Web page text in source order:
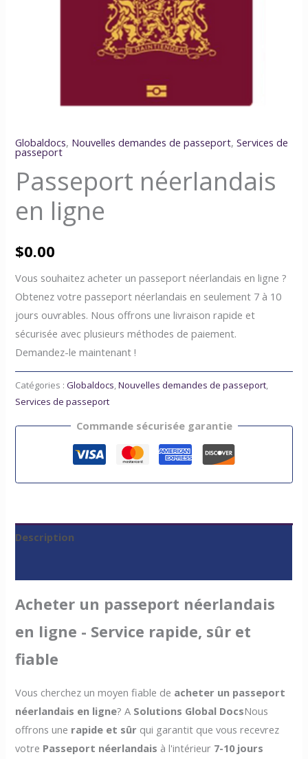
Globaldocs, Nouvelles demandes de passeport,Services de
passeport
Passeport néerlandais
en ligne
$0.00
Vous souhaitez acheter un passeport néerlandais en ligne ?
Obtenez votre passeport néerlandais en seulement 7 à 10
jours ouvrables. Nous offrons une livraison rapide et
sécurisée avec plusieurs méthodes de paiement.
Demandez-le maintenant !
Catégories :Globaldocs,Nouvelles demandes de passeport,
Services de passeport
Commande sécurisée garantie
Description
Acheter un passeport néerlandais
en ligne - Service rapide, sûr et
fiable
Vous cherchez un moyen fiable de acheter un passeport
néerlandais en ligne? A Solutions Global DocsNous
offrons une rapide et sûr qui garantit que vous recevrez
votre Passeport néerlandais à l'intérieur 7-10 jours